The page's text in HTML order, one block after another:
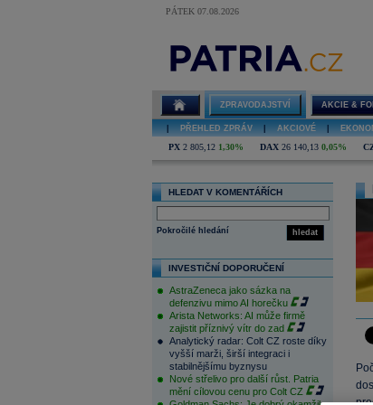
PÁTEK 07.08.2026
ZPRAVODAJSTVÍ AKCIE &
PŘEHLED ZPRÁV AKCIOVÉ
PX 2 805,12 1,30% DAX 26 140,13 0,05%
HLEDAT V KOMENTÁŘÍCH
hledat
Pokročilé hledání
INVESTIČNÍ DOPORUČENÍ
AstraZeneca jako sázka na
defenzivu mimo AI horečku
Arista Networks: AI může firmě
zajistit příznivý vítr do zad
Analytický radar: Colt CZ roste díky
vyšší marži, širší integraci i
stabilnějšímu byznysu
Nové střelivo pro další růst. Patria
mění cílovou cenu pro Colt CZ